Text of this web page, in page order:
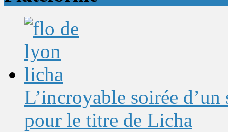
L’incroyable soirée
pour le titre de Licha